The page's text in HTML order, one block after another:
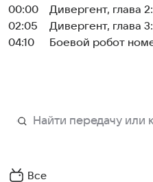
00:00
Дивергент, глава
02:05
Дивергент, глава
04:10
Боевой робот
Все